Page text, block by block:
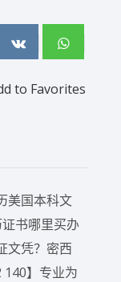
to Favorites
美国本科文
书哪里买办
文凭？密西
140】专业为